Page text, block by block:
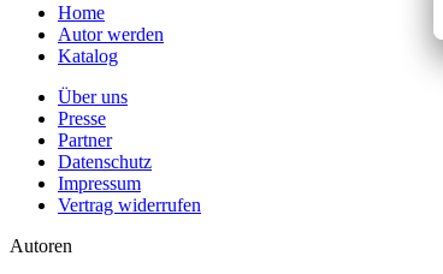
Home
Autor werden
Katalog
Über uns
Presse
Partner
Datenschutz
Impressum
Vertrag widerrufen
Autoren